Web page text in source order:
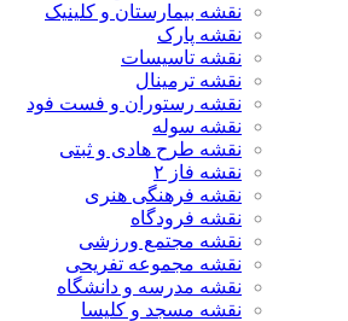
نقشه بیمارستان و کلینیک
نقشه پارک
نقشه تاسیسات
نقشه ترمینال
نقشه رستوران و فست فود
نقشه سوله
نقشه طرح هادی و ثبتی
نقشه فاز ۲
نقشه فرهنگی هنری
نقشه فرودگاه
نقشه مجتمع ورزشی
نقشه مجموعه تفریحی
نقشه مدرسه و دانشگاه
نقشه مسجد و کلیسا